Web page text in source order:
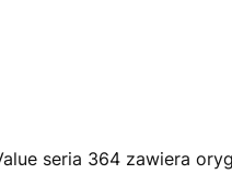
seria 364 zawiera